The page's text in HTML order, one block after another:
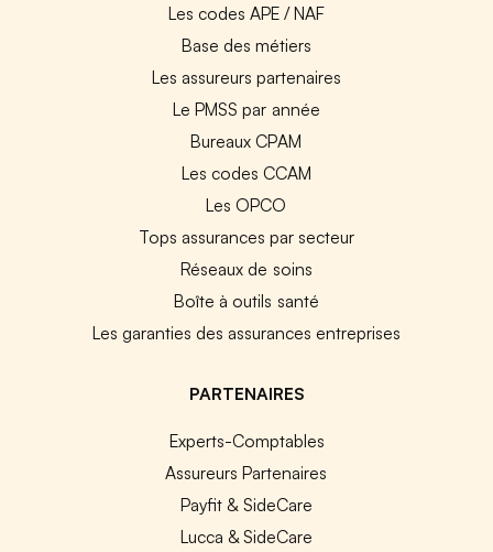
Les codes APE / NAF
Base des métiers
Les assureurs partenaires
Le PMSS par année
Bureaux CPAM
Les codes CCAM
Les OPCO
Tops assurances par secteur
Réseaux de soins
Boîte à outils santé
Les garanties des assurances entreprises
PARTENAIRES
Experts-Comptables
Assureurs Partenaires
Payfit & SideCare
Lucca & SideCare